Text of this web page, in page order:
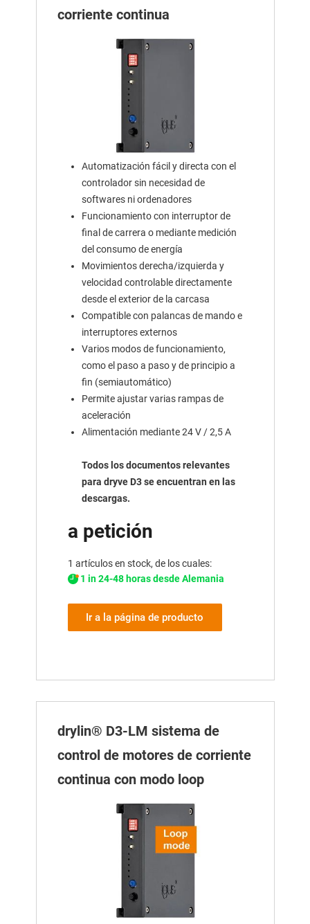
corriente continua
Automatización fácil y directa con el
controlador sin necesidad de
softwares ni ordenadores
Funcionamiento con interruptor de
final de carrera o mediante medición
del consumo de energía
Movimientos derecha/izquierda y
velocidad controlable directamente
desde el exterior de la carcasa
Compatible con palancas de mando e
interruptores externos
Varios modos de funcionamiento,
como el paso a paso y de principio a
fin (semiautomático)
Permite ajustar varias rampas de
aceleración
Alimentación mediante 24 V / 2,5 A
Todos los documentos relevantes
para dryve D3 se encuentran en las
descargas.
a petición
1 artículos en stock, de los cuales:
1 in 24-48 horas desde Alemania
Ir a la página de producto
drylin® D3-LM sistema de
control de motores de corriente
continua con modo loop